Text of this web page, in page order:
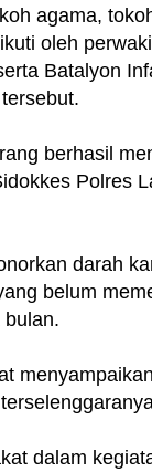
agama,
oleh
Batalyon
berhasil
Polres
darah
belum
dalam